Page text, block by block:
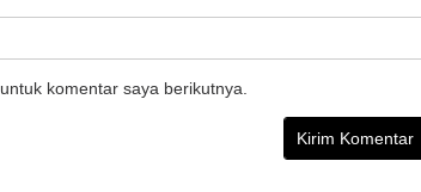
komentar saya berikutnya.